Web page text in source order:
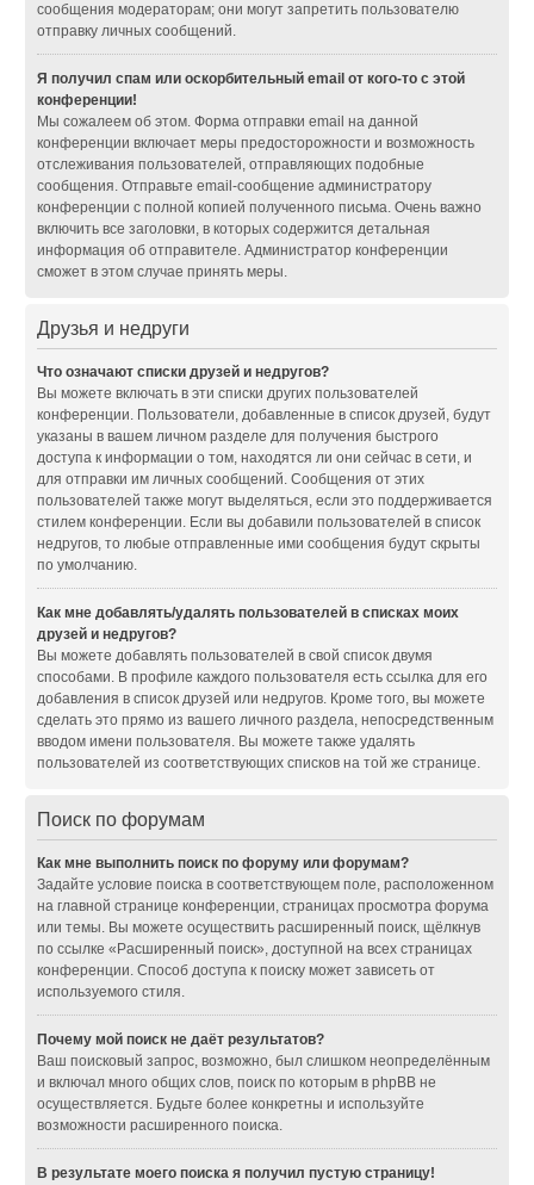
сообщения модераторам; они могут запретить пользователю
отправку личных сообщений.
Я получил спам или оскорбительный email от кого-то с этой
конференции!
Мы сожалеем об этом. Форма отправки email на данной
конференции включает меры предосторожности и возможность
отслеживания пользователей, отправляющих подобные
сообщения. Отправьте email-сообщение администратору
конференции с полной копией полученного письма. Очень важно
включить все заголовки, в которых содержится детальная
информация об отправителе. Администратор конференции
сможет в этом случае принять меры.
Друзья и недруги
Что означают списки друзей и недругов?
Вы можете включать в эти списки других пользователей
конференции. Пользователи, добавленные в список друзей, будут
указаны в вашем личном разделе для получения быстрого
доступа к информации о том, находятся ли они сейчас в сети, и
для отправки им личных сообщений. Сообщения от этих
пользователей также могут выделяться, если это поддерживается
стилем конференции. Если вы добавили пользователей в список
недругов, то любые отправленные ими сообщения будут скрыты
по умолчанию.
Как мне добавлять/удалять пользователей в списках моих
друзей и недругов?
Вы можете добавлять пользователей в свой список двумя
способами. В профиле каждого пользователя есть ссылка для его
добавления в список друзей или недругов. Кроме того, вы можете
сделать это прямо из вашего личного раздела, непосредственным
вводом имени пользователя. Вы можете также удалять
пользователей из соответствующих списков на той же странице.
Поиск по форумам
Как мне выполнить поиск по форуму или форумам?
Задайте условие поиска в соответствующем поле, расположенном
на главной странице конференции, страницах просмотра форума
или темы. Вы можете осуществить расширенный поиск, щёлкнув
по ссылке «Расширенный поиск», доступной на всех страницах
конференции. Способ доступа к поиску может зависеть от
используемого стиля.
Почему мой поиск не даёт результатов?
Ваш поисковый запрос, возможно, был слишком неопределённым
и включал много общих слов, поиск по которым в phpBB не
осуществляется. Будьте более конкретны и используйте
возможности расширенного поиска.
В результате моего поиска я получил пустую страницу!